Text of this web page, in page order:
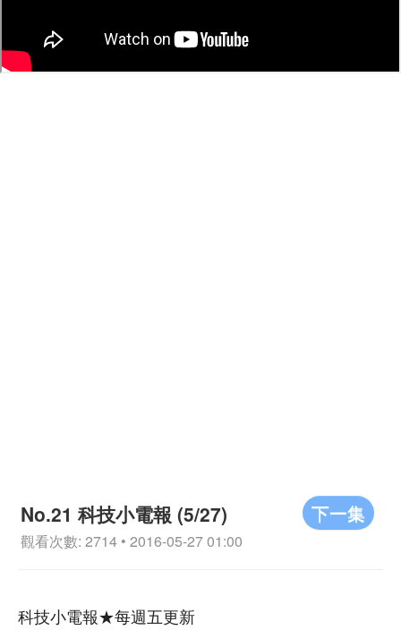
下一集
No.21 科技小電報 (5/27)
觀看次數: 2714 • 2016-05-27 01:00
科技小電報★每週五更新